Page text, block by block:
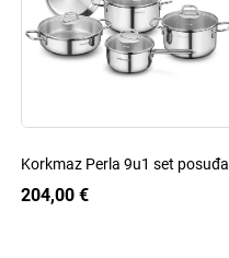
Korkmaz Perla 9u1 set posuđa
204,00 €